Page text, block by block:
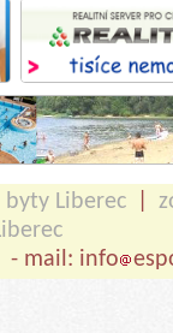
byty Liberec
- mail: info